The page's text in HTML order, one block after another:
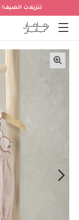
تنزيلات الصيف!